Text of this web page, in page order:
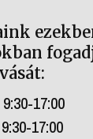
17:00
17:00